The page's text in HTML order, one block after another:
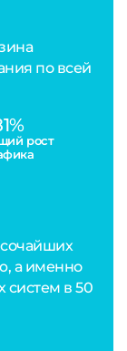
по всей
рост
а именно
систем в 50